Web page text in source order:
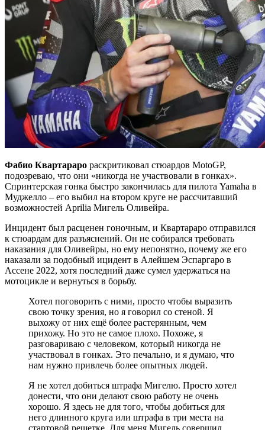
Фабио Квартараро раскритиковал стюардов MotoGP,
подозреваю, что они «никогда не участвовали в гонках».
Спринтерская гонка быстро закончилась для пилота Yamaha в
Муджелло – его выбил на втором круге не рассчитавший
возможностей Aprilia Мигель Оливейра.
Инцидент был расценен гоночным, и Квартараро отправился
к стюардам для разъяснений. Он не собирался требовать
наказания для Оливейры, но ему непонятно, почему же его
наказали за подобный ицидент в Алейшем Эспаргаро в
Ассене 2022, хотя последний даже сумел удержаться на
мотоцикле и вернуться в борьбу.
Хотел поговорить с ними, просто чтобы выразить
свою точку зрения, но я говорил со стеной. Я
выхожу от них ещё более растерянным, чем
прихожу. Но это не самое плохо. Похоже, я
разговариваю с человеком, который никогда не
участвовал в гонках. Это печально, и я думаю, что
нам нужно привлечь более опытных людей.
Я не хотел добиться штрафа Мигелю. Просто хотел
донести, что они делают свою работу не очень
хорошо. Я здесь не для того, чтобы добиться для
него длинного круга или штрафа в три места на
стартовой решетке. Для меня Мигель совершил